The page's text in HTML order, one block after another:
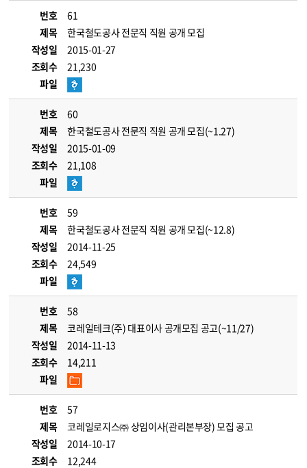
번호
61
제목
한국철도공사 전문직 직원 공개 모집
작성일
2015-01-27
조회수
21,230
파일
번호
60
제목
한국철도공사 전문직 직원 공개 모집(~1.27)
작성일
2015-01-09
조회수
21,108
파일
번호
59
제목
한국철도공사 전문직 직원 공개 모집(~12.8)
작성일
2014-11-25
조회수
24,549
파일
번호
58
제목
코레일테크(주) 대표이사 공개모집 공고(~11/27)
작성일
2014-11-13
조회수
14,211
파일
번호
57
제목
코레일로지스㈜ 상임이사(관리본부장) 모집 공고
작성일
2014-10-17
조회수
12,244